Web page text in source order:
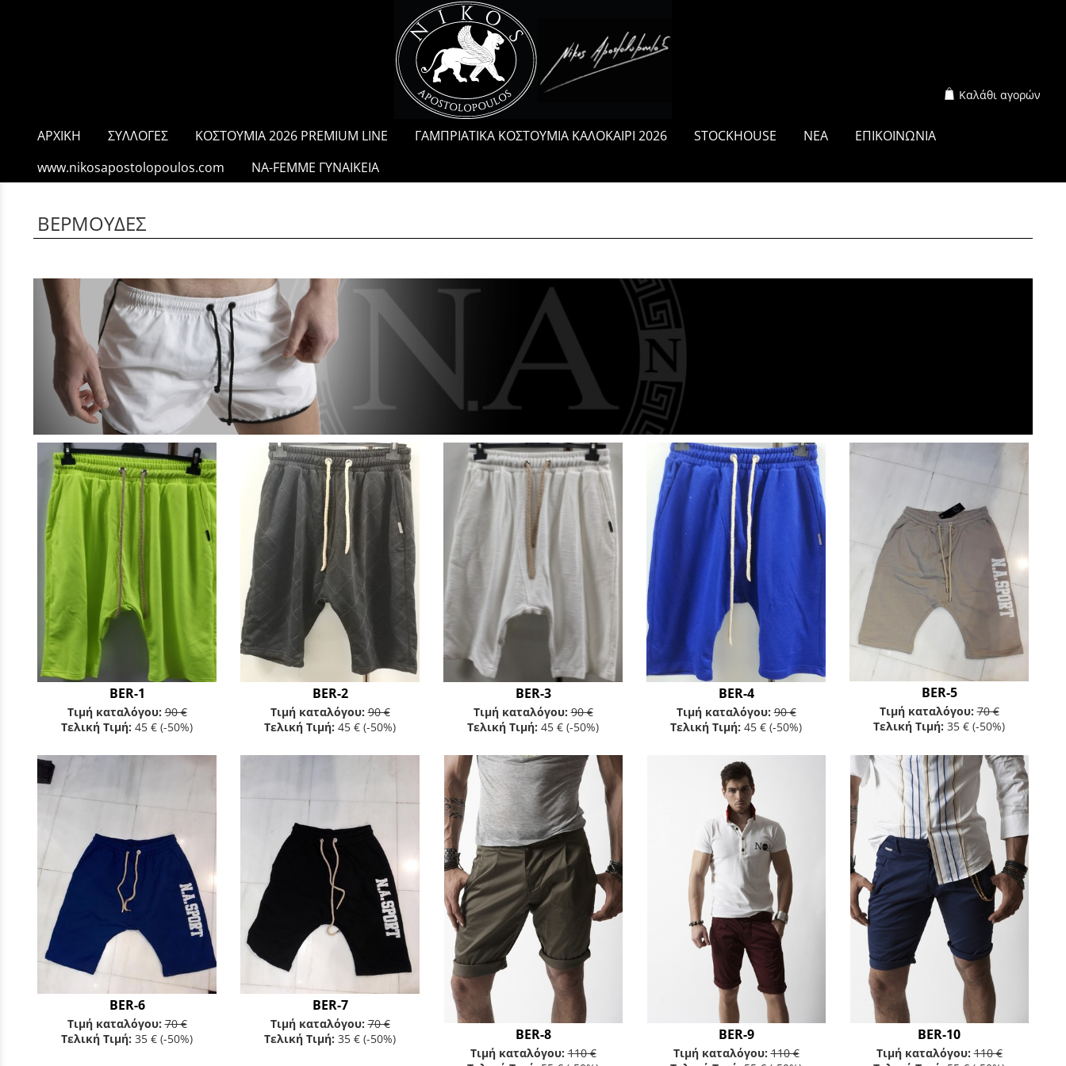
Καλάθι αγορών
ΑΡΧΙΚΗ ΣΥΛΛΟΓΕΣ ΚΟΣΤΟΥΜΙΑ 2026 PREMIUM LINE ΓΑΜΠΡΙΑΤΙΚΑ ΚΟΣΤΟΥΜΙΑ ΚΑΛΟΚΑΙΡΙ 2026 STOCKHOUSE ΝΕΑ
ΕΠΙΚΟΙΝΩΝΙΑ
www.nikosapostolopoulos.com
NA-FEMME ΓΥΝΑΙΚΕΙΑ
ΒΕΡΜΟΥΔΕΣ
BER-1
Τιμή καταλόγου: 90 €
Τελική Τιμή: 45 € (-50%)
BER-2
Τιμή καταλόγου: 90 €
Τελική Τιμή: 45 € (-50%)
BER-3
Τιμή καταλόγου: 90 €
Τελική Τιμή: 45 € (-50%)
BER-4
Τιμή καταλόγου: 90 €
Τελική Τιμή: 45 € (-50%)
BER-5
Τιμή καταλόγου: 70 €
Τελική Τιμή: 35 € (-50%)
BER-6
Τιμή καταλόγου: 70 €
Τελική Τιμή: 35 € (-50%)
BER-7
Τιμή καταλόγου: 70 €
Τελική Τιμή: 35 € (-50%) BER-8
Τιμή καταλόγου: 110 €
BER-9
Τιμή καταλόγου: 110 €
BER-10
Τιμή καταλόγου: 110 €